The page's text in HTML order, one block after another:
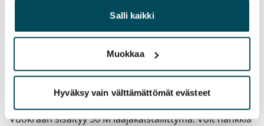
heille tai joita on kerätty, kun olet käyttänyt heidän
palvelujaan.
Salli kaikki
Muokkaa
Hyväksy vain välttämättömät evästeet
Kulutuksen mukaan
Vuokralainen solmii itse sähkösopimuksen.
Vuokraan sisältyy 50 M laajakaistaliittymä. Voit hankkia